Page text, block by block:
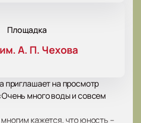
Площадка
А. П. Чехова
приглашает на просмотр
много воды и совсем
кажется, что юность –